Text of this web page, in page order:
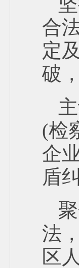
合
定
破
(检
企
盾
法
区